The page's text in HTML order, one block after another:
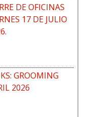
DE OFICINAS
17 DE JULIO
GROOMING
2026